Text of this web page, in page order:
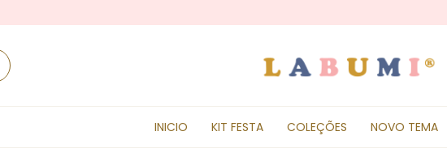
INICIO KIT FESTA COLEÇÕES NOVO TEMA